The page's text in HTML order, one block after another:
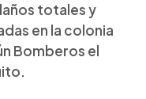
totales y
en la colonia
Bomberos el